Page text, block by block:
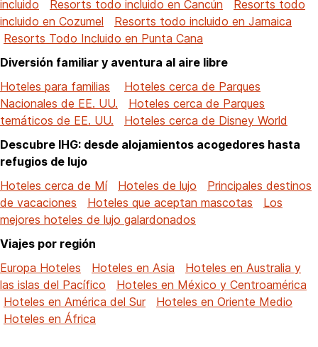
incluido
Resorts todo incluido en Cancún
Resorts todo
incluido en Cozumel
Resorts todo incluido en Jamaica
Resorts Todo Incluido en Punta Cana
Diversión familiar y aventura al aire libre
Hoteles para familias
Hoteles cerca de Parques
Nacionales de EE. UU.
Hoteles cerca de Parques
temáticos de EE. UU.
Hoteles cerca de Disney World
Descubre IHG: desde alojamientos acogedores hasta
refugios de lujo
Hoteles cerca de Mí
Hoteles de lujo
Principales destinos
de vacaciones
Hoteles que aceptan mascotas
Los
mejores hoteles de lujo galardonados
Viajes por región
Europa Hoteles
Hoteles en Asia
Hoteles en Australia y
las islas del Pacífico
Hoteles en México y Centroamérica
Hoteles en América del Sur
Hoteles en Oriente Medio
Hoteles en África